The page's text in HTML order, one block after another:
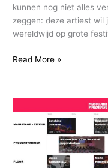
kunnen nog niet alles
zeggen: deze artiest wil
wereldwijd op grote
Read More »
Musicians
Time-